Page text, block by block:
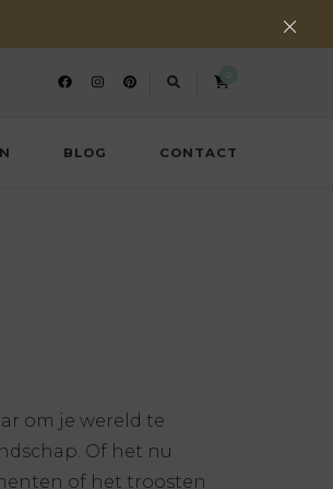
BLOG CONTACT
om je wereld te
Of het nu
of het troosten